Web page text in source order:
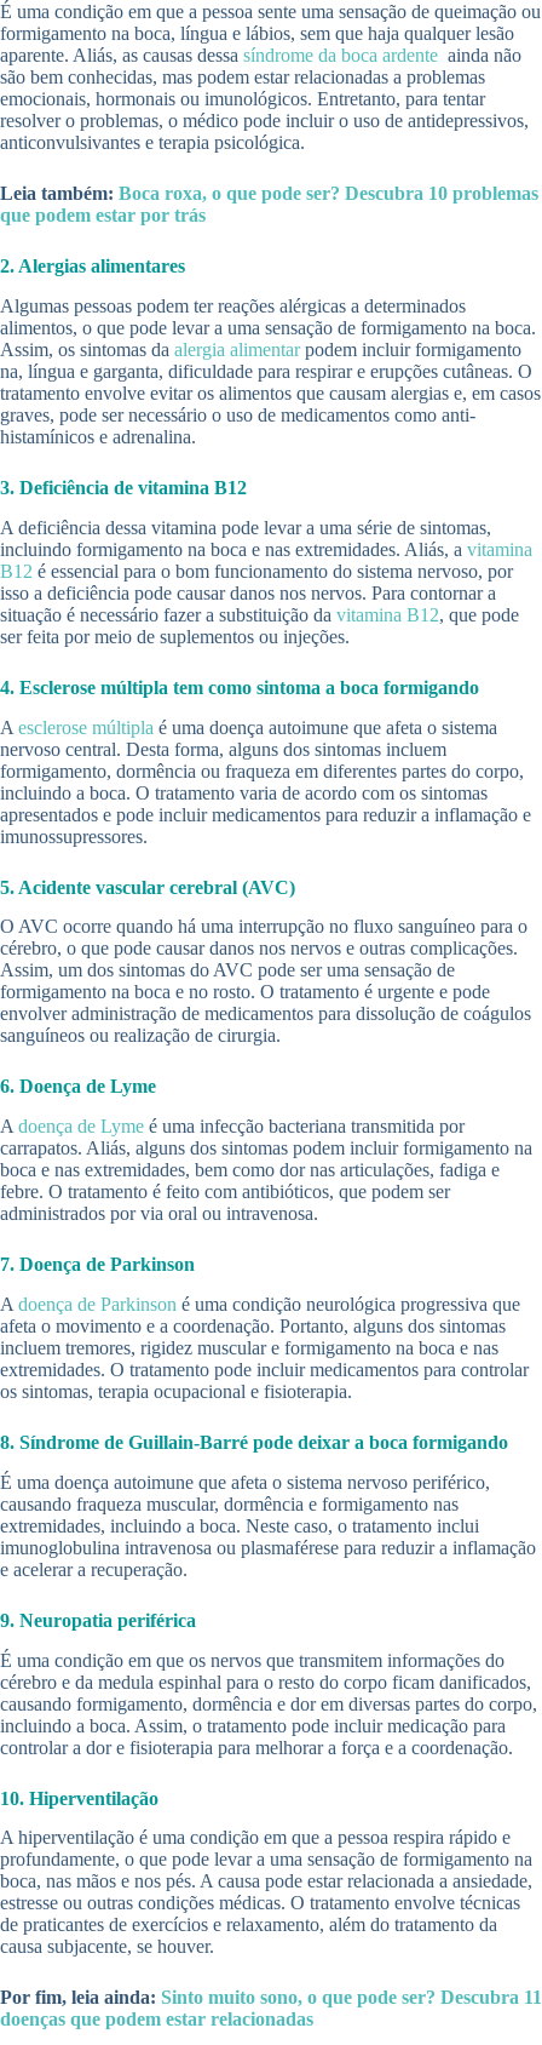
É uma condição em que a pessoa sente uma sensação de queimação ou
formigamento na boca, língua e lábios, sem que haja qualquer lesão
aparente. Aliás, as causas dessa síndrome da boca ardente ainda não
são bem conhecidas, mas podem estar relacionadas a problemas
emocionais, hormonais ou imunológicos. Entretanto, para tentar
resolver o problemas, o médico pode incluir o uso de antidepressivos,
anticonvulsivantes e terapia psicológica.
Leia também: Boca roxa, o que pode ser? Descubra 10 problemas
que podem estar por trás
2. Alergias alimentares
Algumas pessoas podem ter reações alérgicas a determinados
alimentos, o que pode levar a uma sensação de formigamento na boca.
Assim, os sintomas da alergia alimentarpodem incluir formigamento
na, língua e garganta, dificuldade para respirar e erupções cutâneas. O
tratamento envolve evitar os alimentos que causam alergias e, em casos
graves, pode ser necessário o uso de medicamentos como anti-
histamínicos e adrenalina.
3. Deficiência de vitamina B12
A deficiência dessa vitamina pode levar a uma série de sintomas,
incluindo formigamento na boca e nas extremidades. Aliás, a vitamina
B12 é essencial para o bom funcionamento do sistema nervoso, por
isso a deficiência pode causar danos nos nervos. Para contornar a
situação é necessário fazer a substituição da vitamina B12, que pode
ser feita por meio de suplementos ou injeções.
4. Esclerose múltipla tem como sintoma a boca formigando
A esclerose múltipla é uma doença autoimune que afeta o sistema
nervoso central. Desta forma, alguns dos sintomas incluem
formigamento, dormência ou fraqueza em diferentes partes do corpo,
incluindo a boca. O tratamento varia de acordo com os sintomas
apresentados e pode incluir medicamentos para reduzir a inflamação e
imunossupressores.
5. Acidente vascular cerebral (AVC)
O AVC ocorre quando há uma interrupção no fluxo sanguíneo para o
cérebro, o que pode causar danos nos nervos e outras complicações.
Assim, um dos sintomas do AVC pode ser uma sensação de
formigamento na boca e no rosto. O tratamento é urgente e pode
envolver administração de medicamentos para dissolução de coágulos
sanguíneos ou realização de cirurgia.
6. Doença de Lyme
A doença de Lyme é uma infecção bacteriana transmitida por
carrapatos. Aliás, alguns dos sintomas podem incluir formigamento na
boca e nas extremidades, bem como dor nas articulações, fadiga e
febre. O tratamento é feito com antibióticos, que podem ser
administrados por via oral ou intravenosa.
7. Doença de Parkinson
A doença de Parkinson é uma condição neurológica progressiva que
afeta o movimento e a coordenação. Portanto, alguns dos sintomas
incluem tremores, rigidez muscular e formigamento na boca e nas
extremidades. O tratamento pode incluir medicamentos para controlar
os sintomas, terapia ocupacional e fisioterapia.
8. Síndrome de Guillain-Barré pode deixar a boca formigando
É uma doença autoimune que afeta o sistema nervoso periférico,
causando fraqueza muscular, dormência e formigamento nas
extremidades, incluindo a boca. Neste caso, o tratamento inclui
imunoglobulina intravenosa ou plasmaférese para reduzir a inflamação
e acelerar a recuperação.
9. Neuropatia periférica
É uma condição em que os nervos que transmitem informações do
cérebro e da medula espinhal para o resto do corpo ficam danificados,
causando formigamento, dormência e dor em diversas partes do corpo,
incluindo a boca. Assim, o tratamento pode incluir medicação para
controlar a dor e fisioterapia para melhorar a força e a coordenação.
10. Hiperventilação
A hiperventilação é uma condição em que a pessoa respira rápido e
profundamente, o que pode levar a uma sensação de formigamento na
boca, nas mãos e nos pés. A causa pode estar relacionada a ansiedade,
estresse ou outras condições médicas. O tratamento envolve técnicas
de praticantes de exercícios e relaxamento, além do tratamento da
causa subjacente, se houver.
Por fim, leia ainda: Sinto muito sono, o que pode ser? Descubra 11
doenças que podem estar relacionadas